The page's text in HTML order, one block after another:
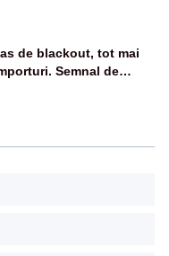
de blackout, tot mai
Semnal de
în energie